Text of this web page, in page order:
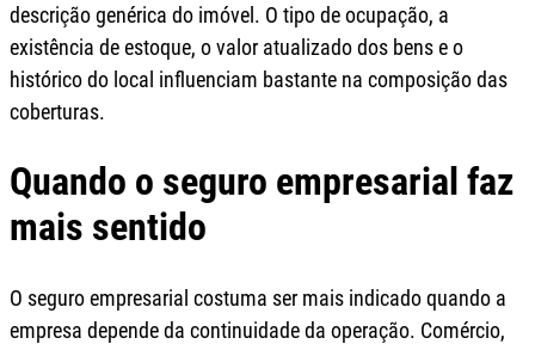
descrição genérica do imóvel. O tipo de ocupação, a
existência de estoque, o valor atualizado dos bens e o
histórico do local influenciam bastante na composição das
coberturas.
Quando o seguro empresarial faz
mais sentido
O seguro empresarial costuma ser mais indicado quando a
empresa depende da continuidade da operação. Comércio,